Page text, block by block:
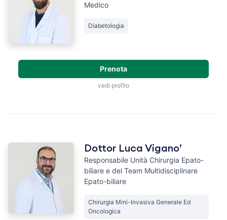
Medico
Diabetologia
Prenota
vedi profilo
Dottor Luca Vigano’
Responsabile Unità Chirurgia Epato-
biliare e del Team Multidisciplinare
Epato-biliare
Chirurgia Mini-Invasiva Generale Ed
Oncologica